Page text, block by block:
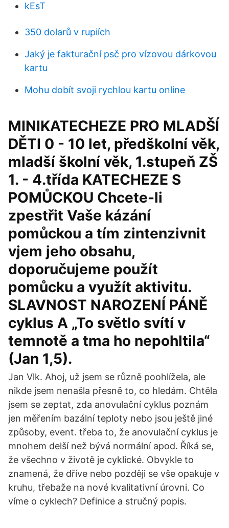
kEsT
350 dolarů v rupiích
Jaký je fakturační psč pro vízovou dárkovou
kartu
Mohu dobít svoji rychlou kartu online
MINIKATECHEZE PRO MLADŠÍ
DĚTI 0 - 10 let, předškolní věk,
mladší školní věk, 1.stupeň ZŠ
1. - 4.třída KATECHEZE S
POMŮCKOU Chcete-li
zpestřit Vaše kázání
pomůckou a tím zintenzivnit
vjem jeho obsahu,
doporučujeme použít
pomůcku a využít aktivitu.
SLAVNOST NAROZENÍ PÁNĚ
cyklus A „To světlo svítí v
temnotě a tma ho nepohltila“
(Jan 1,5).
Jan Vlk. Ahoj, už jsem se různě poohlížela, ale
nikde jsem nenašla přesně to, co hledám. Chtěla
jsem se zeptat, zda anovulační cyklus poznám
jen měřením bazální teploty nebo jsou ještě jiné
způsoby, event. třeba to, že anovulační cyklus je
mnohem delší než bývá normální apod. Říká se,
že všechno v životě je cyklické. Obvykle to
znamená, že dříve nebo později se vše opakuje v
kruhu, třebaže na nové kvalitativní úrovni. Co
víme o cyklech? Definice a stručný popis.